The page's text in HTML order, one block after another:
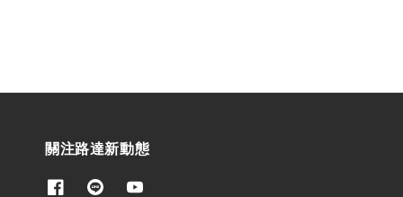
關注路達新動態